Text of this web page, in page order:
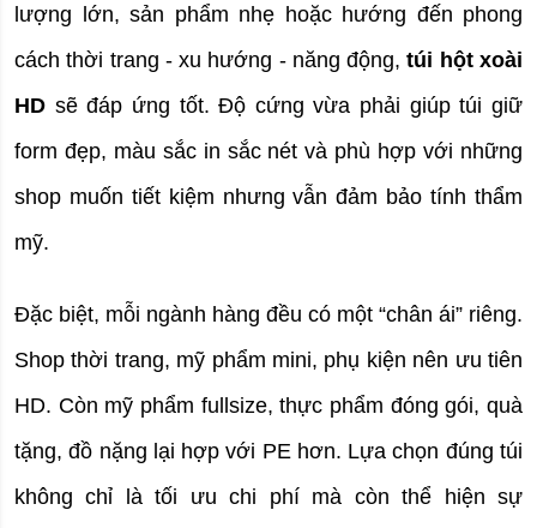
lượng lớn, sản phẩm nhẹ hoặc hướng đến phong
cách thời trang - xu hướng - năng động, túi hột xoài
HD sẽ đáp ứng tốt. Độ cứng vừa phải giúp túi giữ
form đẹp, màu sắc in sắc nét và phù hợp với những
shop muốn tiết kiệm nhưng vẫn đảm bảo tính thẩm
mỹ.
Đặc biệt, mỗi ngành hàng đều có một “chân ái” riêng.
Shop thời trang, mỹ phẩm mini, phụ kiện nên ưu tiên
HD. Còn mỹ phẩm fullsize, thực phẩm đóng gói, quà
tặng, đồ nặng lại hợp với PE hơn. Lựa chọn đúng túi
không chỉ là tối ưu chi phí mà còn thể hiện sự